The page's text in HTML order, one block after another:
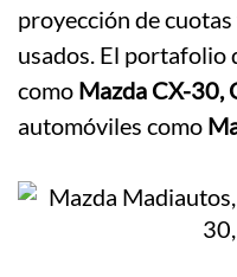
proyección de
usados. El portafolio
como Mazda CX-30,
automóviles como